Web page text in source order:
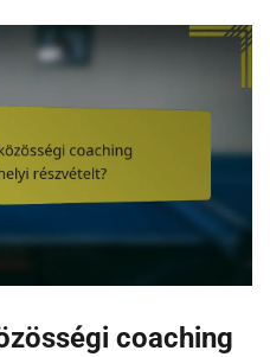
coaching